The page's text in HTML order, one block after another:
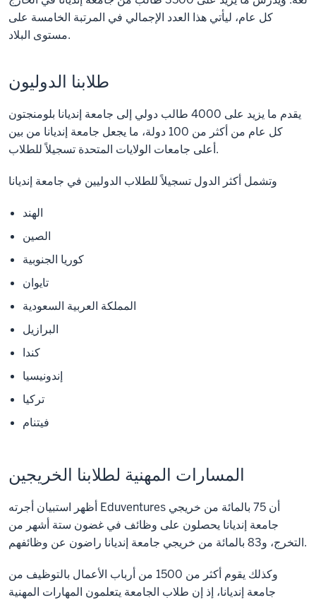
كل عام، ليأتي هذا العدد الإجمالي في المرتبة الخامسة على
مستوى البلاد.
طلابنا الدوليون
يقدم ما يزيد على 4000 طالب دولي إلى جامعة إنديانا بلومنجتون
كل عام من أكثر من 100 دولة، ما يجعل جامعة إنديانا من بين
أعلى جامعات الولايات المتحدة تسجيلاً للطلاب.
وتشمل أكثر الدول تسجيلاً للطلاب الدوليين في جامعة إنديانا
الهند
الصين
كوريا الجنوبية
تايوان
المملكة العربية السعودية
البرازيل
كندا
إندونيسيا
تركيا
فيتنام
المسارات المهنية لطلابنا الخريجين
أظهر استبيان أجرته Eduventures أن 75 بالمائة من خريجي
جامعة إنديانا يحصلون على وظائف في غضون ستة أشهر من
التخرج، و83 بالمائة من خريجي جامعة إنديانا راضون عن وظائفهم.
وكذلك يقوم أكثر من 1500 من أرباب الأعمال بالتوظيف من
جامعة إنديانا، إذ إن طلاب الجامعة يتعلمون المهارات المهنية